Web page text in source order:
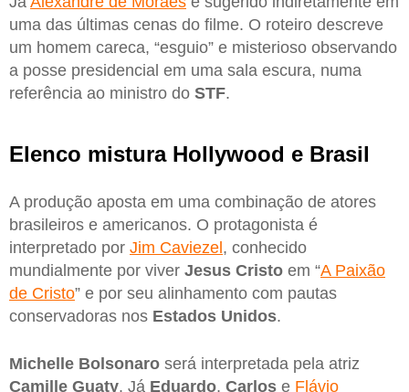
uma das últimas cenas do filme. O roteiro descreve
um homem careca, “esguio” e misterioso observando
a posse presidencial em uma sala escura, numa
referência ao ministro do STF.
Elenco mistura Hollywood e Brasil
A produção aposta em uma combinação de atores
brasileiros e americanos. O protagonista é
interpretado por Jim Caviezel , conhecido
mundialmente por viver Jesus Cristo em “A Paixão
de Cristo” e por seu alinhamento com pautas
conservadoras nos Estados Unidos.
Michelle Bolsonaro será interpretada pela atriz
Camille Guaty. Já Eduardo, Carlos e Flávio